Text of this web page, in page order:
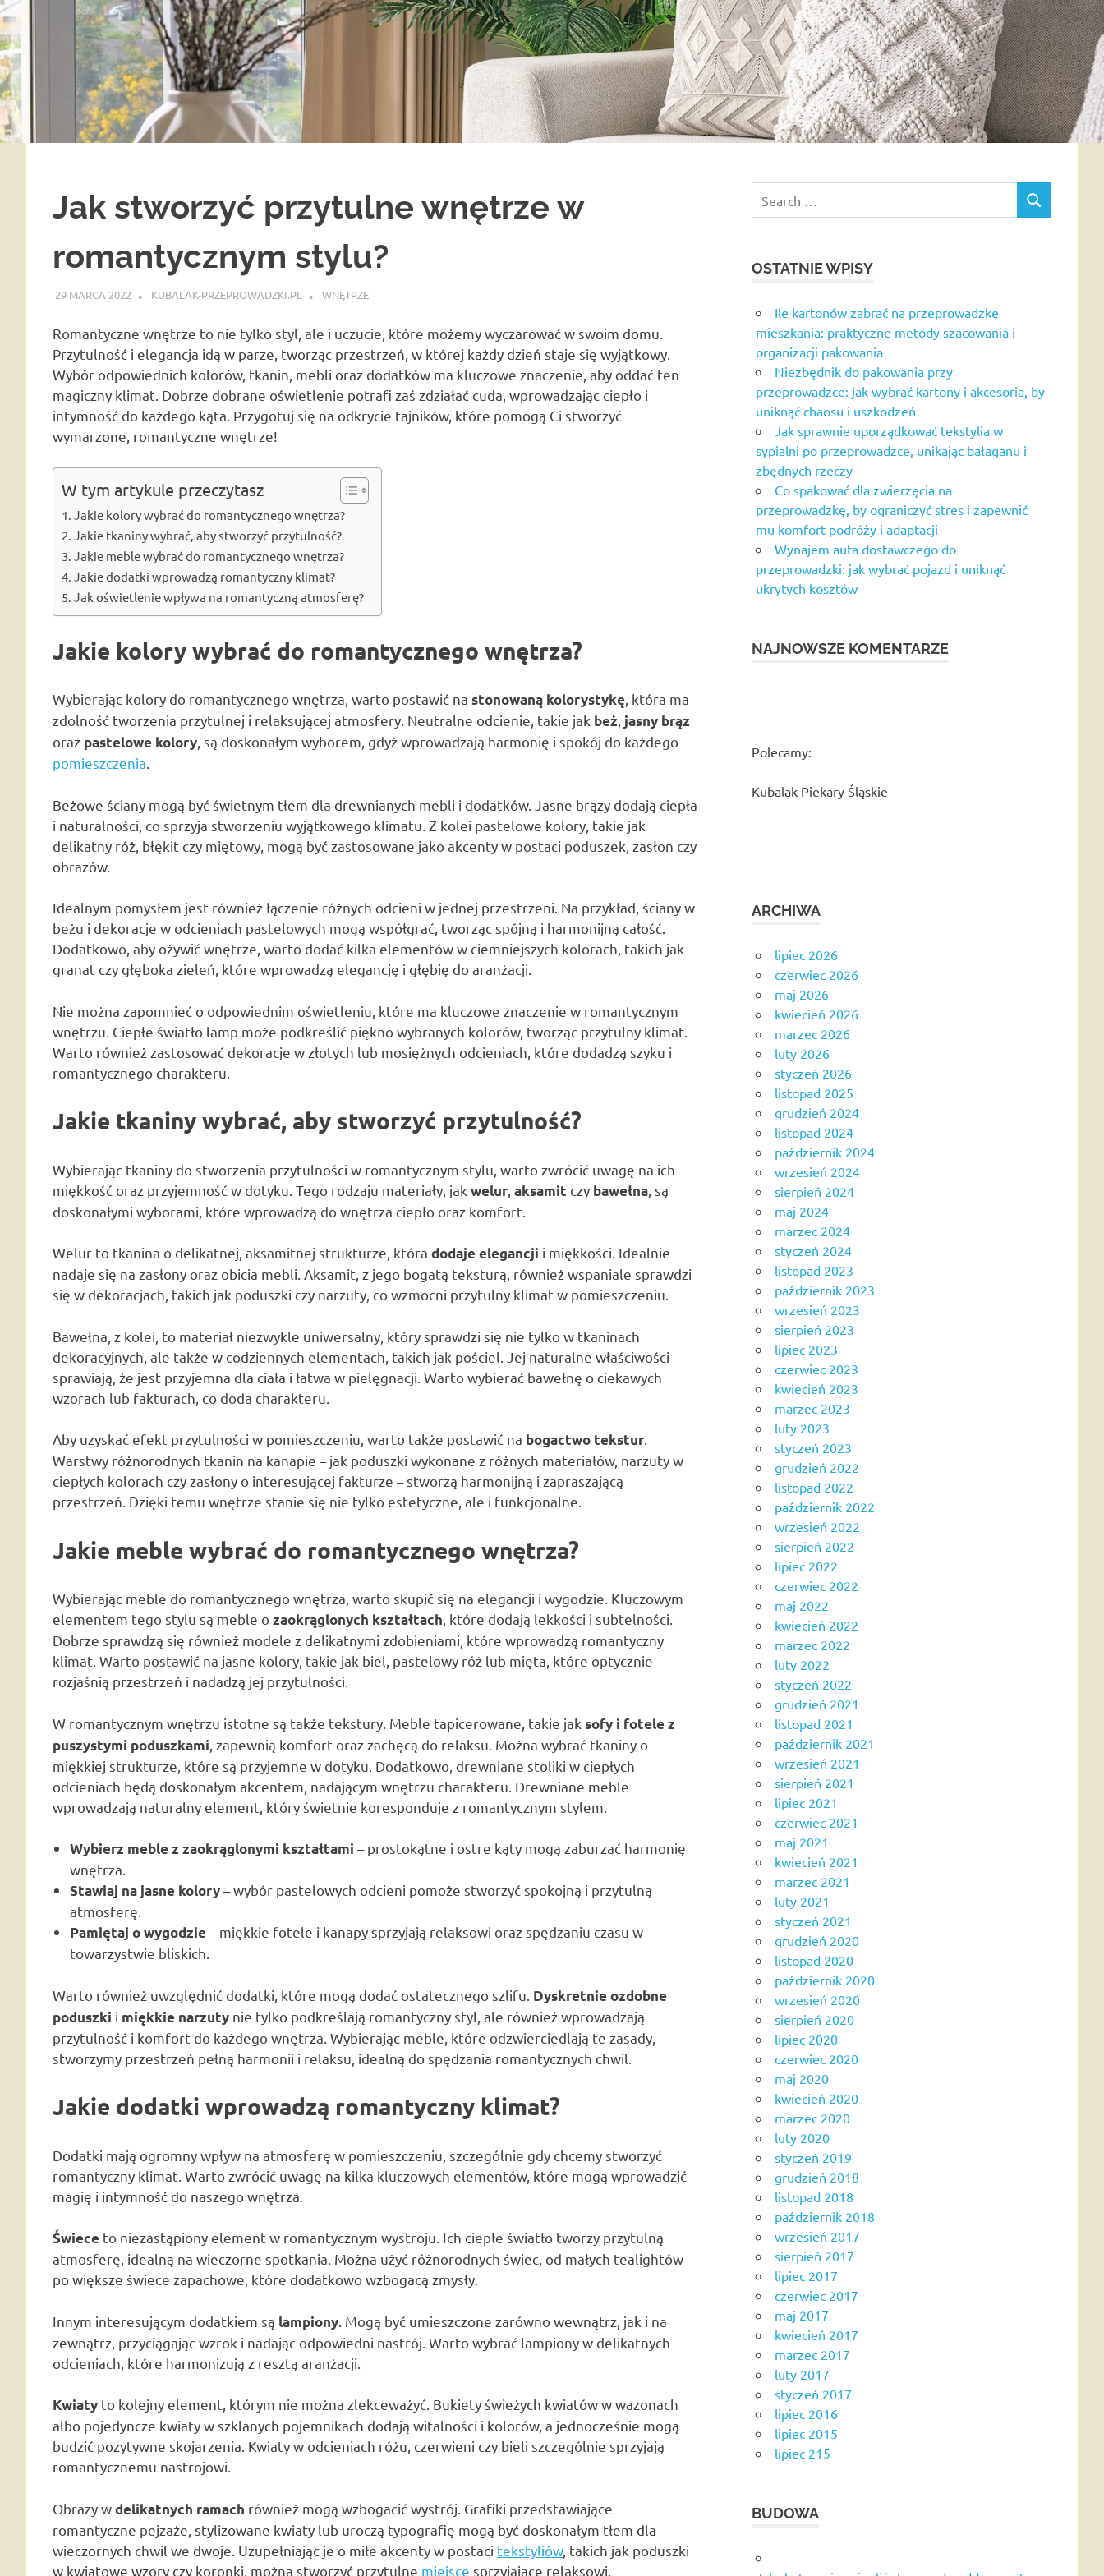
Jak stworzyć przytulne wnętrze w
romantycznym stylu?
29 MARCA 2022 KUBALAK-PRZEPROWADZKI.PL WNĘTRZE
Romantyczne wnętrze to nie tylko styl, ale i uczucie, które możemy wyczarować w swoim domu.
Przytulność i elegancja idą w parze, tworząc przestrzeń, w której każdy dzień staje się wyjątkowy.
Wybór odpowiednich kolorów, tkanin, mebli oraz dodatków ma kluczowe znaczenie, aby oddać ten
magiczny klimat. Dobrze dobrane oświetlenie potrafi zaś zdziałać cuda, wprowadzając ciepło i
intymność do każdego kąta. Przygotuj się na odkrycie tajników, które pomogą Ci stworzyć
wymarzone, romantyczne wnętrze!
W tym artykule przeczytasz
Jakie kolory wybrać do romantycznego wnętrza?
Jakie tkaniny wybrać, aby stworzyć przytulność?
Jakie meble wybrać do romantycznego wnętrza?
Jakie dodatki wprowadzą romantyczny klimat?
Jak oświetlenie wpływa na romantyczną atmosferę?
Jakie kolory wybrać do romantycznego wnętrza?
Wybierając kolory do romantycznego wnętrza, warto postawić na stonowaną kolorystykę, która ma
zdolność tworzenia przytulnej i relaksującej atmosfery. Neutralne odcienie, takie jak beż, jasny brąz
oraz pastelowe kolory, są doskonałym wyborem, gdyż wprowadzają harmonię i spokój do każdego
pomieszczenia.
Beżowe ściany mogą być świetnym tłem dla drewnianych mebli i dodatków. Jasne brązy dodają ciepła
i naturalności, co sprzyja stworzeniu wyjątkowego klimatu. Z kolei pastelowe kolory, takie jak
delikatny róż, błękit czy miętowy, mogą być zastosowane jako akcenty w postaci poduszek, zasłon czy
obrazów.
Idealnym pomysłem jest również łączenie różnych odcieni w jednej przestrzeni. Na przykład, ściany w
beżu i dekoracje w odcieniach pastelowych mogą współgrać, tworząc spójną i harmonijną całość.
Dodatkowo, aby ożywić wnętrze, warto dodać kilka elementów w ciemniejszych kolorach, takich jak
granat czy głęboka zieleń, które wprowadzą elegancję i głębię do aranżacji.
Nie można zapomnieć o odpowiednim oświetleniu, które ma kluczowe znaczenie w romantycznym
wnętrzu. Ciepłe światło lamp może podkreślić piękno wybranych kolorów, tworząc przytulny klimat.
Warto również zastosować dekoracje w złotych lub mosiężnych odcieniach, które dodadzą szyku i
romantycznego charakteru.
Jakie tkaniny wybrać, aby stworzyć przytulność?
Wybierając tkaniny do stworzenia przytulności w romantycznym stylu, warto zwrócić uwagę na ich
miękkość oraz przyjemność w dotyku. Tego rodzaju materiały, jak welur aksamit czy bawełna , są
doskonałymi wyborami, które wprowadzą do wnętrza ciepło oraz komfort.
Welur to tkanina o delikatnej, aksamitnej strukturze, która dodaje elegancji i miękkości. Idealnie
nadaje się na zasłony oraz obicia mebli. Aksamit, z jego bogatą teksturą, również wspaniale sprawdzi
się w dekoracjach, takich jak poduszki czy narzuty, co wzmocni przytulny klimat w pomieszczeniu.
Bawełna, z kolei, to materiał niezwykle uniwersalny, który sprawdzi się nie tylko w tkaninach
dekoracyjnych, ale także w codziennych elementach, takich jak pościel. Jej naturalne właściwości
sprawiają, że jest przyjemna dla ciała i łatwa w pielęgnacji. Warto wybierać bawełnę o ciekawych
wzorach lub fakturach, co doda charakteru.
Aby uzyskać efekt przytulności w pomieszczeniu, warto także postawić na bogactwo tekstur.
Warstwy różnorodnych tkanin na kanapie – jak poduszki wykonane z różnych materiałów, narzuty w
ciepłych kolorach czy zasłony o interesującej fakturze – stworzą harmonijną i zapraszającą
przestrzeń. Dzięki temu wnętrze stanie się nie tylko estetyczne, ale i funkcjonalne.
Jakie meble wybrać do romantycznego wnętrza?
Wybierając meble do romantycznego wnętrza, warto skupić się na elegancji i wygodzie. Kluczowym
elementem tego stylu są meble ozaokrąglonych kształtach, które dodają lekkości i subtelności.
Dobrze sprawdzą się również modele z delikatnymi zdobieniami, które wprowadzą romantyczny
klimat. Warto postawić na jasne kolory, takie jak biel, pastelowy róż lub mięta, które optycznie
rozjaśnią przestrzeń i nadadzą jej przytulności.
W romantycznym wnętrzu istotne są także tekstury. Meble tapicerowane, takie jak sofy i fotele z
puszystymi poduszkami , zapewnią komfort oraz zachęcą do relaksu. Można wybrać tkaniny o
miękkiej strukturze, które są przyjemne w dotyku. Dodatkowo, drewniane stoliki w ciepłych
odcieniach będą doskonałym akcentem, nadającym wnętrzu charakteru. Drewniane meble
wprowadzają naturalny element, który świetnie koresponduje z romantycznym stylem.
Wybierz meble z zaokrąglonymi kształtami – prostokątne i ostre kąty mogą zaburzać harmonię
wnętrza.
Stawiaj na jasne kolory– wybór pastelowych odcieni pomoże stworzyć spokojną i przytulną
atmosferę.
Pamiętaj o wygodzie– miękkie fotele i kanapy sprzyjają relaksowi oraz spędzaniu czasu w
towarzystwie bliskich.
Warto również uwzględnić dodatki, które mogą dodać ostatecznego szlifu. Dyskretnie ozdobne
poduszki i miękkie narzuty nie tylko podkreślają romantyczny styl, ale również wprowadzają
przytulność i komfort do każdego wnętrza. Wybierając meble, które odzwierciedlają te zasady,
stworzymy przestrzeń pełną harmonii i relaksu, idealną do spędzania romantycznych chwil.
Jakie dodatki wprowadzą romantyczny klimat?
Dodatki mają ogromny wpływ na atmosferę w pomieszczeniu, szczególnie gdy chcemy stworzyć
romantyczny klimat. Warto zwrócić uwagę na kilka kluczowych elementów, które mogą wprowadzić
magię i intymność do naszego wnętrza.
Świece to niezastąpiony element w romantycznym wystroju. Ich ciepłe światło tworzy przytulną
atmosferę, idealną na wieczorne spotkania. Można użyć różnorodnych świec, od małych tealightów
po większe świece zapachowe, które dodatkowo wzbogacą zmysły.
Innym interesującym dodatkiem są lampiony . Mogą być umieszczone zarówno wewnątrz, jak i na
zewnątrz, przyciągając wzrok i nadając odpowiedni nastrój. Warto wybrać lampiony w delikatnych
odcieniach, które harmonizują z resztą aranżacji.
Kwiaty to kolejny element, którym nie można zlekceważyć. Bukiety świeżych kwiatów w wazonach
albo pojedyncze kwiaty w szklanych pojemnikach dodają witalności i kolorów, a jednocześnie mogą
budzić pozytywne skojarzenia. Kwiaty w odcieniach różu, czerwieni czy bieli szczególnie sprzyjają
romantycznemu nastrojowi.
Obrazy wdelikatnych ramach również mogą wzbogacić wystrój. Grafiki przedstawiające
romantyczne pejzaże, stylizowane kwiaty lub uroczą typografię mogą być doskonałym tłem dla
wieczornych chwil we dwoje. Uzupełniając je o miłe akcenty w postaci tekstyliów, takich jak poduszki
w kwiatowe wzory czy koronki, można stworzyć przytulne miejsce sprzyjające relaksowi.
for:
SEARCH
OSTATNIE WPISY
Ile kartonów zabrać na przeprowadzkę
mieszkania: praktyczne metody szacowania i
organizacji pakowania
Niezbędnik do pakowania przy
przeprowadzce: jak wybrać kartony i akcesoria, by
uniknąć chaosu i uszkodzeń
Jak sprawnie uporządkować tekstylia w
sypialni po przeprowadzce, unikając bałaganu i
zbędnych rzeczy
Co spakować dla zwierzęcia na
przeprowadzkę, by ograniczyć stres i zapewnić
mu komfort podróży i adaptacji
Wynajem auta dostawczego do
przeprowadzki: jak wybrać pojazd i uniknąć
ukrytych kosztów
NAJNOWSZE KOMENTARZE
Polecamy:
Kubalak Piekary Śląskie
ARCHIWA
lipiec 2026
czerwiec 2026
maj 2026
kwiecień 2026
marzec 2026
luty 2026
styczeń 2026
listopad 2025
grudzień 2024
listopad 2024
październik 2024
wrzesień 2024
sierpień 2024
maj 2024
marzec 2024
styczeń 2024
listopad 2023
październik 2023
wrzesień 2023
sierpień 2023
lipiec 2023
czerwiec 2023
kwiecień 2023
marzec 2023
luty 2023
styczeń 2023
grudzień 2022
listopad 2022
październik 2022
wrzesień 2022
sierpień 2022
lipiec 2022
czerwiec 2022
maj 2022
kwiecień 2022
marzec 2022
luty 2022
styczeń 2022
grudzień 2021
listopad 2021
październik 2021
wrzesień 2021
sierpień 2021
lipiec 2021
czerwiec 2021
maj 2021
kwiecień 2021
marzec 2021
luty 2021
styczeń 2021
grudzień 2020
listopad 2020
październik 2020
wrzesień 2020
sierpień 2020
lipiec 2020
czerwiec 2020
maj 2020
kwiecień 2020
marzec 2020
luty 2020
styczeń 2019
grudzień 2018
listopad 2018
październik 2018
wrzesień 2017
sierpień 2017
lipiec 2017
czerwiec 2017
maj 2017
kwiecień 2017
marzec 2017
luty 2017
styczeń 2017
lipiec 2016
lipiec 2015
lipiec 215
BUDOWA